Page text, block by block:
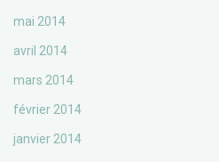
mai 2014
avril 2014
mars 2014
février 2014
janvier 2014